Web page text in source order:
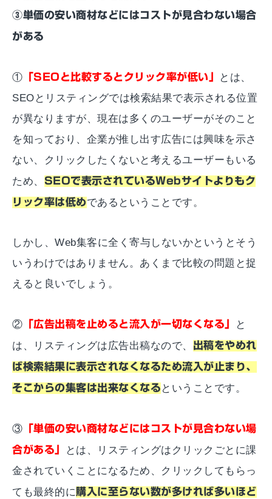
③単価の安い商材などにはコストが見合わない場合
がある
① 「SEOと比較するとクリック率が低い」
とは、
SEOとリスティングでは検索結果で表示される位置
が異なりますが、現在は多くのユーザーがそのこと
を知っており、企業が推し出す広告には興味を示さ
ない、クリックしたくないと考えるユーザーもいる
ため、
SEOで表示されているWebサイトよりもク
リック率は低めであるということです。
しかし、Web集客に全く寄与しないかというとそう
いうわけではありません。あくまで比較の問題と捉
えると良いでしょう。
② 「広告出稿を止めると流入が一切なくなる」
と
は、リスティングは広告出稿なので、
出稿をやめれ
ば検索結果に表示されなくなるため流入が止まり、
そこからの集客は出来なくなる ということです。
③ 「単価の安い商材などにはコストが見合わない場
合がある」
とは、リスティングはクリックごとに課
金されていくことになるため、クリックしてもらっ
ても最終的に購入に至らない数が多ければ多いほど